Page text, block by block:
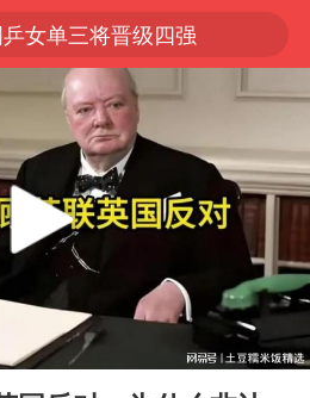
女单三将晋级四强
影经济撬动暑期消费新蓝海
微信又有新功能，你可以“撤回”你的撤回了！
新疆优化调整景区内自驾服务费
上四休三，但降薪1000元，你接受吗？
平潭拍日出坠崖1死1伤
夏日经济乘“热”而上 消费市场向“新”而行
08:52